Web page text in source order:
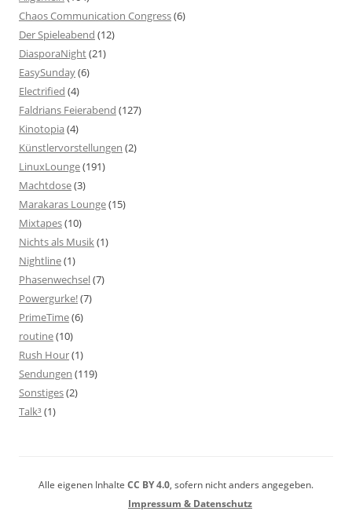
Chaos Communication Congress(6)
Der Spieleabend (12)
DiasporaNight(21)
EasySunday(6)
Electrified (4)
Faldrians Feierabend (127)
Kinotopia(4)
Künstlervorstellungen (2)
LinuxLounge(191)
Machtdose(3)
Marakaras Lounge(15)
Mixtapes(10)
Nichts als Musik(1)
Nightline(1)
Phasenwechsel(7)
Powergurke!(7)
PrimeTime(6)
routine(10)
Rush Hour(1)
Sendungen (119)
Sonstiges(2)
Talk³ (1)
Alle eigenen Inhalte CC BY 4.0, sofern nicht anders angegeben.
Impressum & Datenschutz